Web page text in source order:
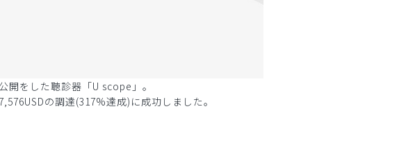
開をした聴診器「U scope」。
の調達(317%達成)に成功しました。